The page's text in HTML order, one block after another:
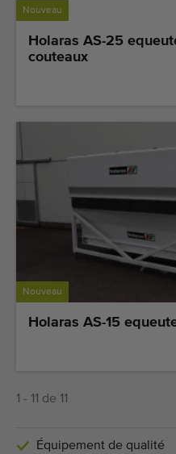
Nouveau
Holaras AS-25
couteaux
Nouveau
Holaras AS-15
1 - 11 de 11
Équipement de qualité